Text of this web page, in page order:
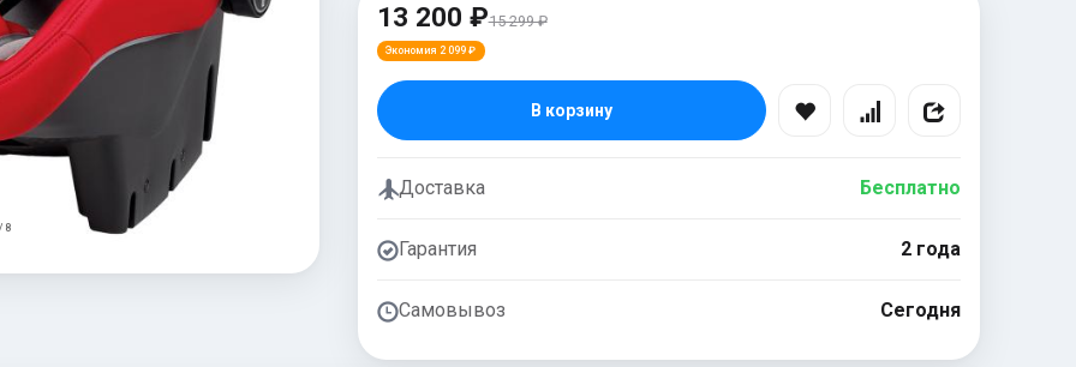
8
13 200 ₽15 299 ₽
Экономия 2 099 ₽
В корзину
Доставка Бесплатно
Гарантия 2 года
Самовывоз Сегодня